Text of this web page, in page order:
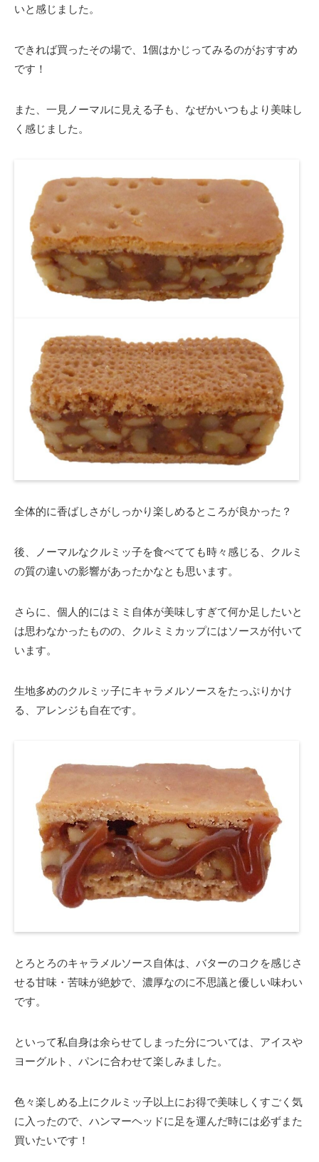
いと感じました。
できれば買ったその場で、1個はかじってみるのがおすすめ
です！
また、一見ノーマルに見える子も、なぜかいつもより美味し
く感じました。
全体的に香ばしさがしっかり楽しめるところが良かった？
後、ノーマルなクルミッ子を食べてても時々感じる、クルミ
の質の違いの影響があったかなとも思います。
さらに、個人的にはミミ自体が美味しすぎて何か足したいと
は思わなかったものの、クルミミカップにはソースが付いて
います。
生地多めのクルミッ子にキャラメルソースをたっぷりかけ
る、アレンジも自在です。
とろとろのキャラメルソース自体は、バターのコクを感じさ
せる甘味・苦味が絶妙で、濃厚なのに不思議と優しい味わい
です。
といって私自身は余らせてしまった分については、アイスや
ヨーグルト、パンに合わせて楽しみました。
色々楽しめる上にクルミッ子以上にお得で美味しくすごく気
に入ったので、ハンマーヘッドに足を運んだ時には必ずまた
買いたいです！